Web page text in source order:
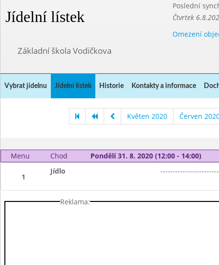
Jídelní lístek
Poslední
Čtvrtek
Omezení
Základní škola Vodičkova
Vybrat jídelnu Jídelní lístek Historie Kontakty a informace
Květen 2020 Červen
Menu Chod Pondělí 31. 8. 2020 (12:00 - 14:00)
1
Jídlo
Reklama: